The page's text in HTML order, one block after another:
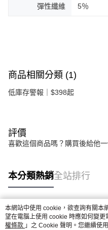
彈性纖維 5％
商品相關分類 (1)
低庫存警報｜$398起
評價
喜歡這個商品嗎？購買後給他
本分類熱銷全站排行
熱門標籤
本網站中使用 cookie，欲查詢有關本
望在電腦上使用 cookie 時應如何變
權條款 」之 Cookie 聲明。您繼續使